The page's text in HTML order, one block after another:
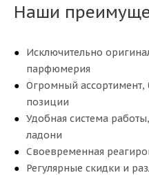
Наши
Исключительно
парфюмерия
Огромный ассортимент,
позиции
Удобная система
ладони
Своевременная
Регулярные скидки и